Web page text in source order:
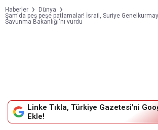
Haberler
Dünya
Şam'da peş peşe patlamalar! İsrail, Suriye Genelkurmay
Savunma Bakanlığı'nı vurdu
Linke Tıkla, Türkiye Gazetesi'ni
Ekle!